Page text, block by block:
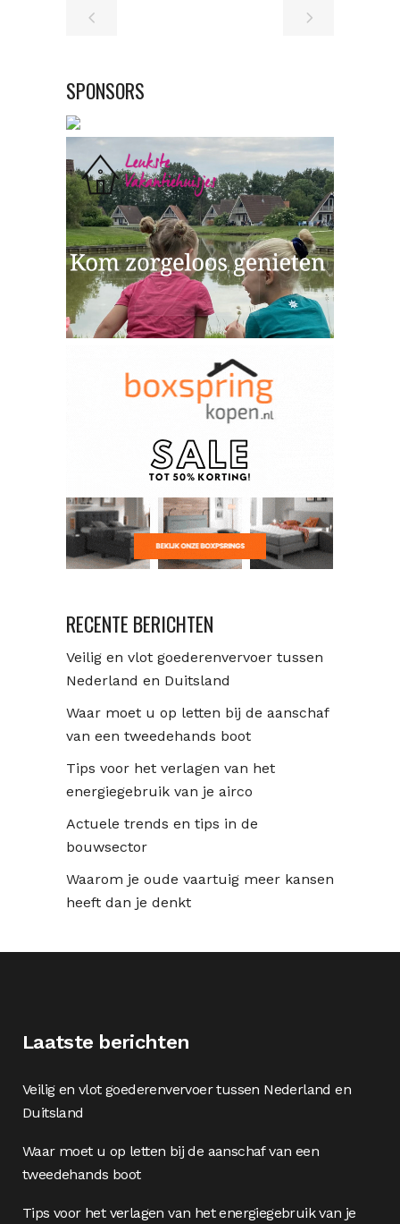
SPONSORS
RECENTE BERICHTEN
Veilig en vlot goederenvervoer tussen
Nederland en Duitsland
Waar moet u op letten bij de aanschaf
van een tweedehands boot
Tips voor het verlagen van het
energiegebruik van je airco
Actuele trends en tips in de
bouwsector
Waarom je oude vaartuig meer kansen
heeft dan je denkt
Laatste berichten
Veilig en vlot goederenvervoer tussen Nederland en
Duitsland
Waar moet u op letten bij de aanschaf van een
tweedehands boot
Tips voor het verlagen van het energiegebruik van je